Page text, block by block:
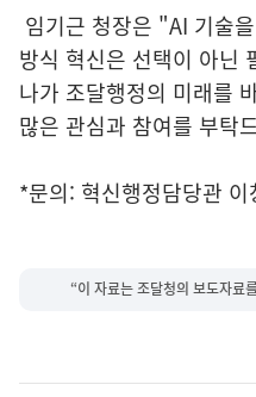
임기근 청장은 "AI 기술
방식 혁신은 선택이 아닌
나가 조달행정의 미래를
많은 관심과 참여를 부탁
*문의: 혁신행정담당관
“이 자료는 조달청의 보도자료